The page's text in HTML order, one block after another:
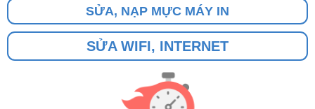
SỬA, NẠP MỰC MÁY IN
SỬA WIFI, INTERNET